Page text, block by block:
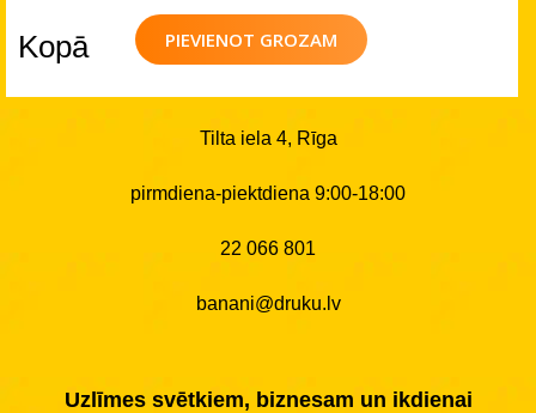
PIEVIENOT GROZAM
Kopā
Tilta iela 4, Rīga
pirmdiena-piektdiena 9:00-18:00
22 066 801
banani@druku.lv
Uzlīmes svētkiem, biznesam un ikdienai